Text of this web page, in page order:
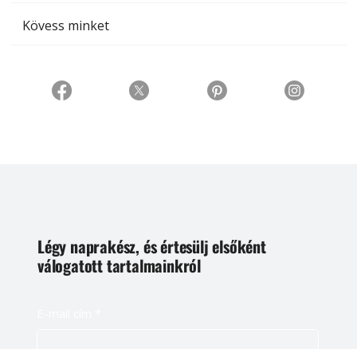
Kövess minket
Légy naprakész, és értesülj elsőként
válogatott tartalmainkról